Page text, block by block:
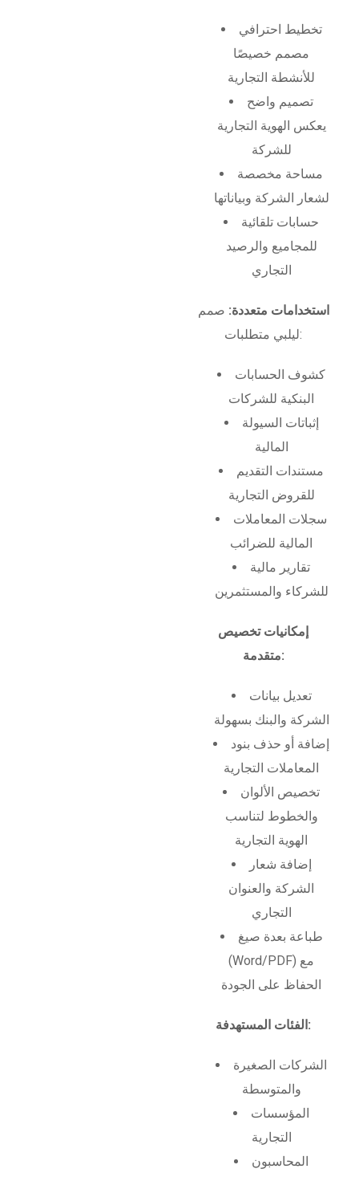
تخطيط احترافي
مصمم خصيصًا
للأنشطة التجارية
تصميم واضح
يعكس الهوية التجارية
للشركة
مساحة مخصصة
لشعار الشركة وبياناتها
حسابات تلقائية
للمجاميع والرصيد
التجاري
استخدامات متعددة: صمم
ليلبي متطلبات:
كشوف الحسابات
البنكية للشركات
إثباتات السيولة
المالية
مستندات التقديم
للقروض التجارية
سجلات المعاملات
المالية للضرائب
تقارير مالية
للشركاء والمستثمرين
إمكانيات تخصيص
متقدمة:
تعديل بيانات
الشركة والبنك بسهولة
إضافة أو حذف بنود
المعاملات التجارية
تخصيص الألوان
والخطوط لتناسب
الهوية التجارية
إضافة شعار
الشركة والعنوان
التجاري
طباعة بعدة صيغ
(Word/PDF) مع
الحفاظ على الجودة
الفئات المستهدفة:
الشركات الصغيرة
والمتوسطة
المؤسسات
التجارية
المحاسبون